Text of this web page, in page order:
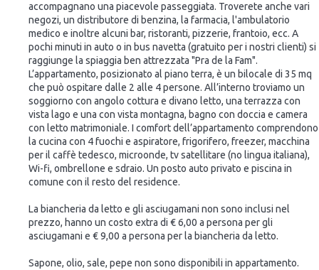
accompagnano una piacevole passeggiata. Troverete anche vari
negozi, un distributore di benzina, la farmacia, l'ambulatorio
medico e inoltre alcuni bar, ristoranti, pizzerie, frantoio, ecc. A
pochi minuti in auto o in bus navetta (gratuito per i nostri clienti) si
raggiunge la spiaggia ben attrezzata "Pra de la Fam".
L’appartamento, posizionato al piano terra, è un bilocale di 35 mq
che può ospitare dalle 2 alle 4 persone. All’interno troviamo un
soggiorno con angolo cottura e divano letto, una terrazza con
vista lago e una con vista montagna, bagno con doccia e camera
con letto matrimoniale. I comfort dell’appartamento comprendono
la cucina con 4 fuochi e aspiratore, frigorifero, freezer, macchina
per il caffè tedesco, microonde, tv satellitare (no lingua italiana),
Wi-fi, ombrellone e sdraio. Un posto auto privato e piscina in
comune con il resto del residence.
La biancheria da letto e gli asciugamani non sono inclusi nel
prezzo, hanno un costo extra di € 6,00 a persona per gli
asciugamani e € 9,00 a persona per la biancheria da letto.
Sapone, olio, sale, pepe non sono disponibili in appartamento.